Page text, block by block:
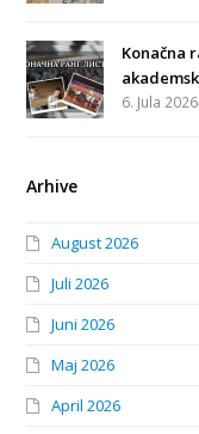
Konačna
6. Jula 2026.
Arhive
August 2026
Juli 2026
Juni 2026
Maj 2026
April 2026